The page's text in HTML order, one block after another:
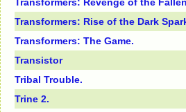
Transformers: Rise of the Dark
Transformers: The Game.
Transistor
Tribal Trouble.
Trine 2.